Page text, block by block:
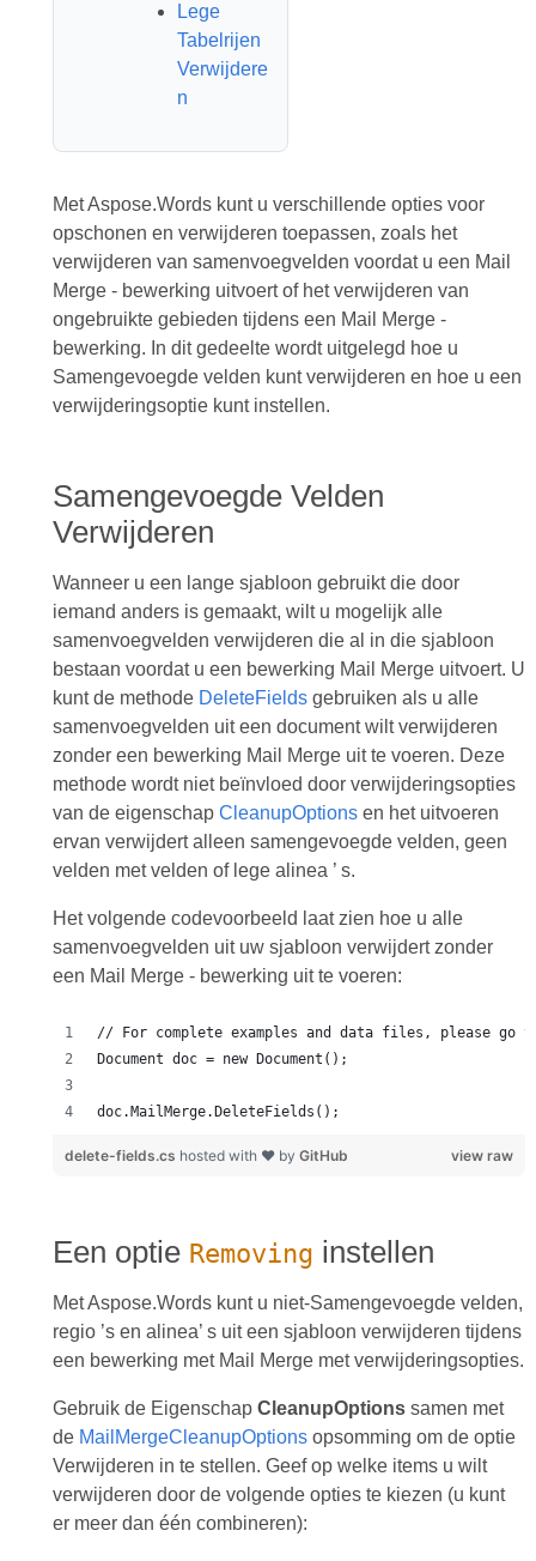
Lege
Tabelrijen
Verwijdere
n
Met Aspose.Words kunt u verschillende opties voor
opschonen en verwijderen toepassen, zoals het
verwijderen van samenvoegvelden voordat u een Mail
Merge - bewerking uitvoert of het verwijderen van
ongebruikte gebieden tijdens een Mail Merge -
bewerking. In dit gedeelte wordt uitgelegd hoe u
Samengevoegde velden kunt verwijderen en hoe u een
verwijderingsoptie kunt instellen.
Samengevoegde Velden
Verwijderen
Wanneer u een lange sjabloon gebruikt die door
iemand anders is gemaakt, wilt u mogelijk alle
samenvoegvelden verwijderen die al in die sjabloon
bestaan voordat u een bewerking Mail Merge uitvoert. U
kunt de methode DeleteFieldsgebruiken als u alle
samenvoegvelden uit een document wilt verwijderen
zonder een bewerking Mail Merge uit te voeren. Deze
methode wordt niet beïnvloed door verwijderingsopties
van de eigenschap CleanupOptionsen het uitvoeren
ervan verwijdert alleen samengevoegde velden, geen
velden met velden of lege alinea ’ s.
Het volgende codevoorbeeld laat zien hoe u alle
samenvoegvelden uit uw sjabloon verwijdert zonder
een Mail Merge - bewerking uit te voeren:
doc.MailMerge.DeleteFields();
view raw
delete-fields.cs hosted with ❤ by GitHub
Een optie Removing instellen
Met Aspose.Words kunt u niet-Samengevoegde velden,
regio ’s en alinea’ s uit een sjabloon verwijderen tijdens
een bewerking met Mail Merge met verwijderingsopties.
Gebruik de Eigenschap CleanupOptionssamen met
de MailMergeCleanupOptionsopsomming om de optie
Verwijderen in te stellen. Geef op welke items u wilt
verwijderen door de volgende opties te kiezen (u kunt
er meer dan één combineren):